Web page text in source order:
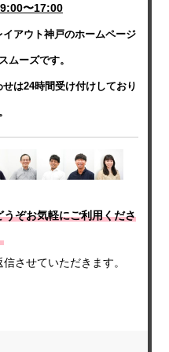
〜17:00
アウト神戸のホームページ
ムーズです。
は24時間受け付けしており
ぞお気軽にご利用くださ
させていただきます。